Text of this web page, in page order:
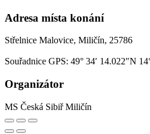
Adresa místa konání
Střelnice Malovice, Miličín, 25786
Souřadnice GPS: 49° 34′ 14.022″N
Organizátor
MS Česká Sibiř Miličín